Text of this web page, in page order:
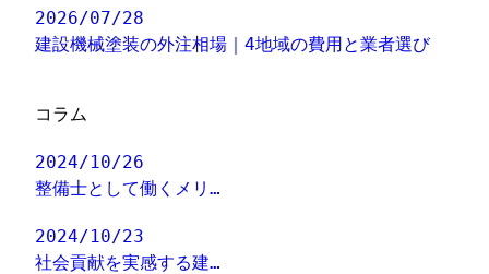
2026/07/28
建設機械塗装の外注相場｜4地域の費用と業者選び
コラム
2024/10/26
整備士として働くメリ…
2024/10/23
社会貢献を実感する建…